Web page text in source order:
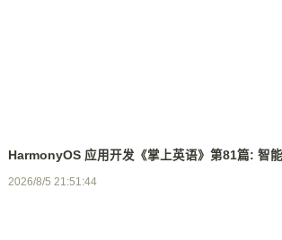
HarmonyOS 应用开发《掌上英语》第81篇: 智
2026/8/5 21:51:44